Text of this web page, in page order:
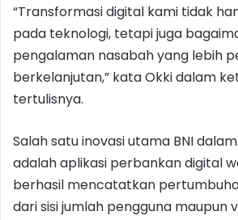
“Transformasi digital kami tidak
pada teknologi, tetapi juga
pengalaman nasabah yang lebih
berkelanjutan,” kata Okki dalam
tertulisnya.
Salah satu inovasi utama BNI
adalah aplikasi perbankan digital
berhasil mencatatkan
dari sisi jumlah pengguna maupun